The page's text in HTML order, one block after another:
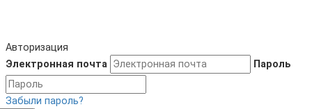
Авторизация
Электронная почта
Пароль
Забыли пароль?